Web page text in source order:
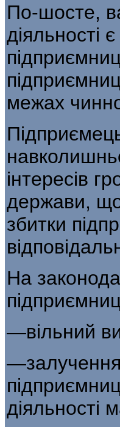
По-шосте,
діяльності
межах
інтересів
держави,
збитки
На
—вільний
—залучення
діяльності